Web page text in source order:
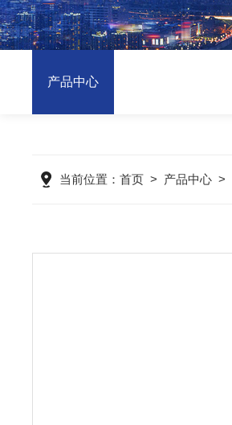
产品中心
当前位置：首页 > 产品中心 >